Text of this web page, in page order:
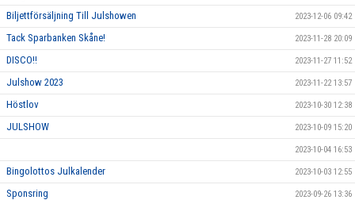
Biljettförsäljning Till Julshowen 2023-12-06 09:42
Tack Sparbanken Skåne! 2023-11-28 20:09
DISCO!! 2023-11-27 11:52
Julshow 2023 2023-11-22 13:57
Höstlov 2023-10-30 12:38
JULSHOW 2023-10-09 15:20
2023-10-04 16:53
Bingolottos Julkalender 2023-10-03 12:55
Sponsring 2023-09-26 13:36